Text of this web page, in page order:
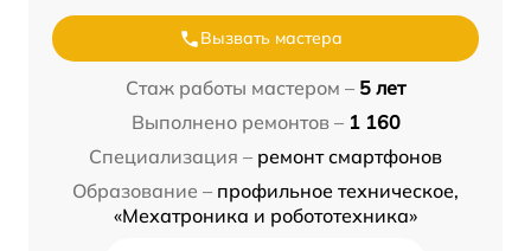
Вызвать мастера
Стаж работы мастером – 5 лет
Выполнено ремонтов – 1 160
Специализация – ремонт смартфонов
Образование – профильное техническое,
«Мехатроника и робототехника»